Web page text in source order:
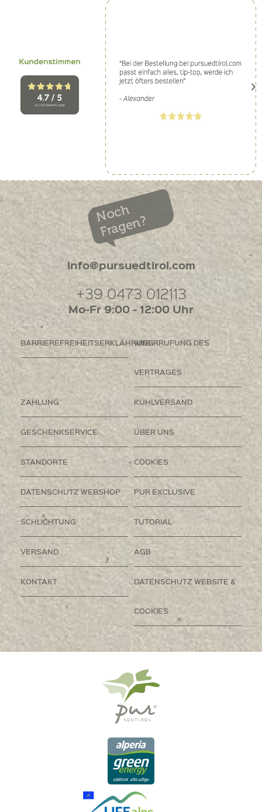
Noch
Fragen?
info@pursuedtirol.com
+39 0473 012113
Mo-Fr 9:00 - 12:00 Uhr
BARRIEREFREIHEITSERKLÄHRUNGWIDERRUFUNG DES
VERTRAGES
ZAHLUNG KÜHLVERSAND
GESCHENKSERVICE ÜBER UNS
STANDORTE COOKIES
DATENSCHUTZ WEBSHOP PUR EXCLUSIVE
SCHLICHTUNG TUTORIAL
VERSAND AGB
KONTAKT DATENSCHUTZ WEBSITE &
COOKIES